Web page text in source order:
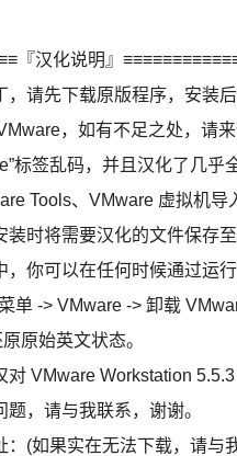
『汉化说明』
，请先下载原版程序，安装
，如有不足之处，请
标签乱码，并且汉化了几乎
Tools、VMware 虚拟机导
装时将需要汉化的文件保存
，你可以在任何时候通过运
单 -> VMware -> 卸载
原始英文状态。
对 VMware Workstation
，请与我联系，谢谢。
：(如果实在无法下载，请与